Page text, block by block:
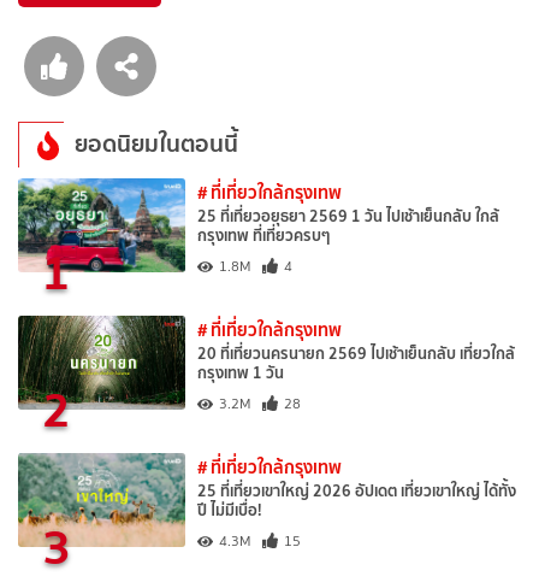
ยอดนิยมในตอนนี้
1
# ที่เที่ยวใกล้กรุงเทพ
25 ที่เที่ยวอยุธยา 2569 1 วัน ไปเช้าเย็นกลับ ใกล้
กรุงเทพ ที่เที่ยวครบๆ
1.8M 4
2
# ที่เที่ยวใกล้กรุงเทพ
20 ที่เที่ยวนครนายก 2569 ไปเช้าเย็นกลับ เที่ยวใกล้
กรุงเทพ 1 วัน
3.2M 28
3
# ที่เที่ยวใกล้กรุงเทพ
25 ที่เที่ยวเขาใหญ่ 2026 อัปเดต เที่ยวเขาใหญ่ ได้ทั้ง
ปี ไม่มีเบื่อ!
4.3M 15